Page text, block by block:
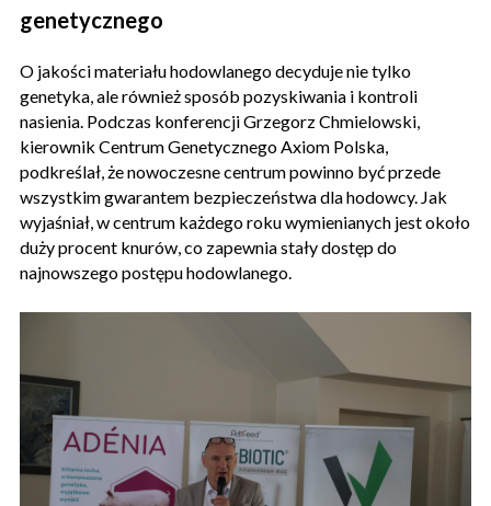
genetycznego
O jakości materiału hodowlanego decyduje nie tylko
genetyka, ale również sposób pozyskiwania i kontroli
nasienia. Podczas konferencji Grzegorz Chmielowski,
kierownik Centrum Genetycznego Axiom Polska,
podkreślał, że nowoczesne centrum powinno być przede
wszystkim gwarantem bezpieczeństwa dla hodowcy. Jak
wyjaśniał, w centrum każdego roku wymienianych jest około
duży procent knurów, co zapewnia stały dostęp do
najnowszego postępu hodowlanego.